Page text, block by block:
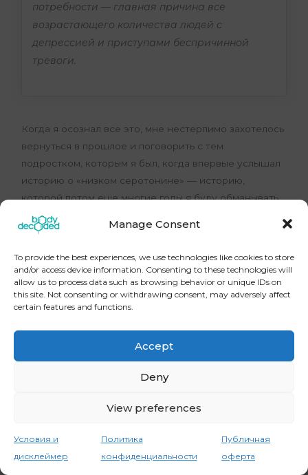
Manage Consent
To provide the best experiences, we use technologies like cookies to store
and/or access device information. Consenting to these technologies will
allow us to process data such as browsing behavior or unique IDs on
this site. Not consenting or withdrawing consent, may adversely affect
certain features and functions.
Accept
Deny
View preferences
Условия и
дисклеймер
Политика
конфиденциальности
Публичная
оферта
потребности — главная причина все
возрастающего количества людей с
депрессией и приступами беспричинной
тревоги.
Когда я осознал все это, мне нестерпимо захотелось
вернуться в прошлое и поговорить с тем
подростком, которым я был, когда впервые услышал
историю о «низком серотонине» — историю,
которой потом еще многие годы я буду обманывать
себя. Мне бы хотелось сказать ему: «
ты чувствуешь — это не патология. Это не
психологические потребности не
удовлетворены . Это форма горевания — горевания
о себе и об ошибках, совершаемых обществом. Я
этому знаку. Нам всем нужно начать прислушиваться
жизненно необходимо глубокое взаимодействие с
знаешь — но однажды обязательно ощутишь.»